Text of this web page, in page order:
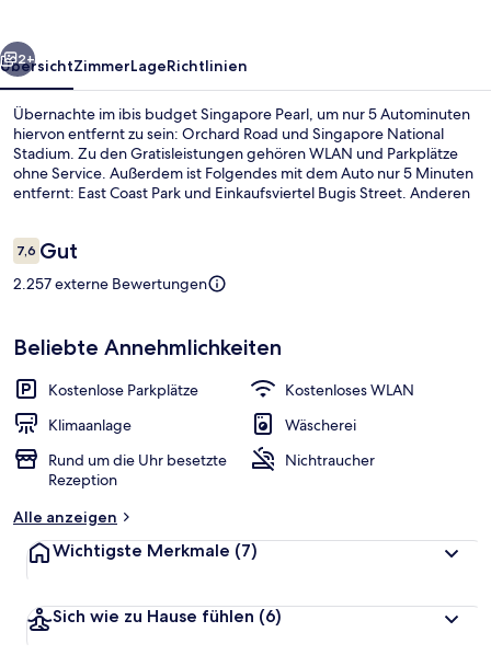
Weiter
2+
ÜbersichtZimmerLageRichtlinien
Übernachte im ibis budget Singapore Pearl, um nur 5 Autominuten
hiervon entfernt zu sein: Orchard Road und Singapore National
Stadium. Zu den Gratisleistungen gehören WLAN und Parkplätze
ohne Service. Außerdem ist Folgendes mit dem Auto nur 5 Minuten
entfernt: East Coast Park und Einkaufsviertel Bugis Street. Anderen
öffentlichen Verkehrsmitteln entfernt: Zur U-Bahn läuft man 10
Minuten (S-Bahn-Station Aljunied) bzw. 10 Minuten (U-Bahn-Station
Mountbatten).
Bewertungen
7,67,6 von 10.
Gut
2.257 externe Bewertungen
Beliebte Annehmlichkeiten
Kostenlose Parkplätze
Kostenloses WLAN
Klimaanlage
Wäscherei
Rund um die Uhr besetzte
Rezeption
Nichtraucher
Alle anzeigen
Wichtigste Merkmale (7)
Sich wie zu Hause fühlen (6)